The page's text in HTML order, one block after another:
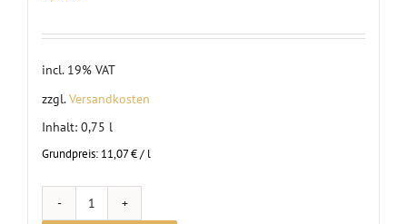
incl. 19% VAT
zzgl.Versandkosten
Inhalt: 0,75 l
Grundpreis: 11,07€/ l
Masterclass